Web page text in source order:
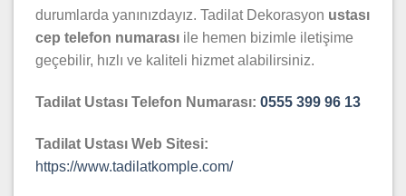
durumlarda yanınızdayız. Tadilat Dekorasyon ustası
cep telefon numarası ile hemen bizimle iletişime
geçebilir, hızlı ve kaliteli hizmet alabilirsiniz.
Tadilat Ustası Telefon Numarası: 0555 399 96 13
Tadilat Ustası Web Sitesi:
https://www.tadilatkomple.com/